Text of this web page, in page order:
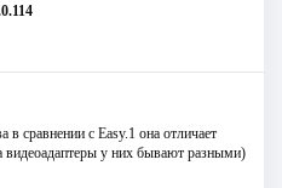
сравнении с Easy.1 она отличает
видеоадаптеры у них бывают разными)